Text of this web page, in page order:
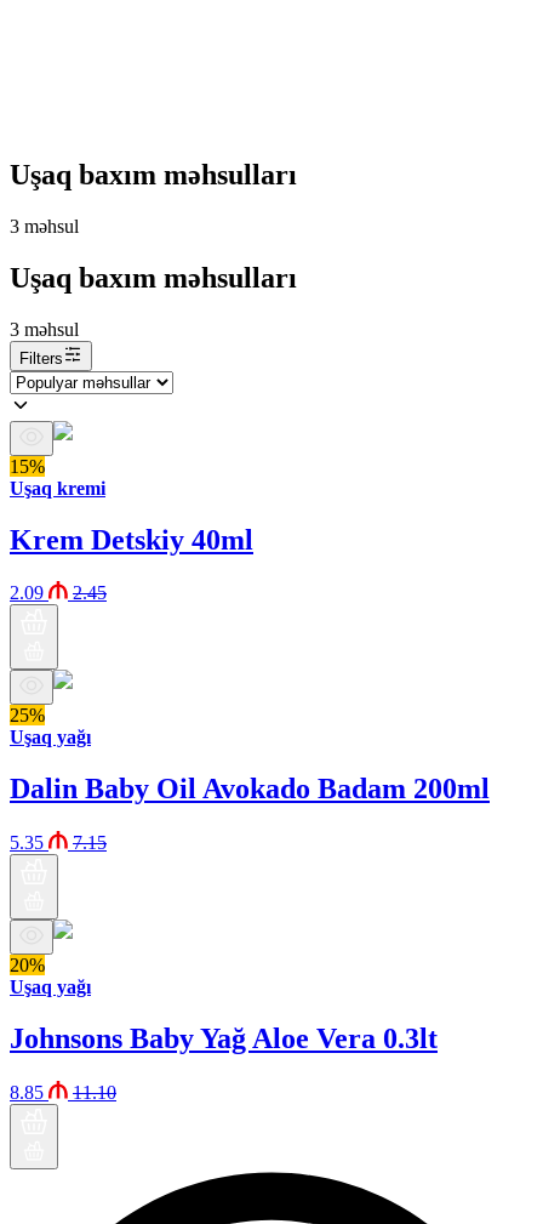
Uşaq baxım məhsulları
3 məhsul
Uşaq baxım məhsulları
3 məhsul
Filters
15%
Uşaq kremi
Krem Detskiy 40ml
2.09 2.45
25%
Uşaq yağı
Dalin Baby Oil Avokado Badam 200ml
5.35 7.15
20%
Uşaq yağı
Johnsons Baby Yağ Aloe Vera 0.3lt
8.85 11.10